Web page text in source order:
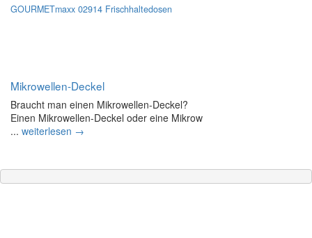
GOURMETmaxx 02914 Frischhaltedosen
Mikrowellen-Deckel
Braucht man einen Mikrowellen-Deckel?
Einen Mikrowellen-Deckel oder eine Mikrow
... weiterlesen →